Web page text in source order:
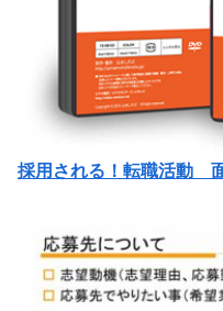
採用される！転職活動